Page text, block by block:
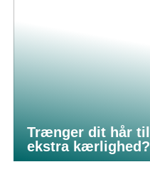
Trænger dit hår til
ekstra kærlighed?